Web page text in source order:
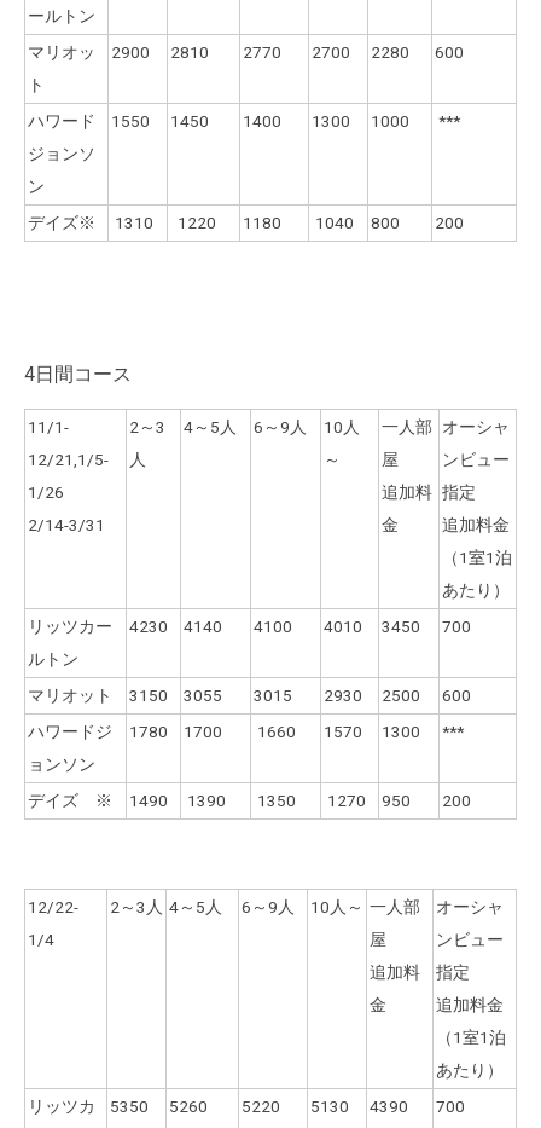
ールトン
マリオッ
ト
2900 2810 2770 2700 2280 600
ハワード
ジョンソ
ン
1550 1450 1400 1300 1000 ***
デイズ※ 1310 1220 1180 1040 800 200
4日間コース
11/1-
12/21,1/5-
1/26
2/14-3/31
2～3
人
4～5人 6～9人
10人
～
一人部
屋
追加料
金
オーシャ
ンビュー
指定
追加料金
（1室1泊
あたり）
リッツカー
ルトン
4230 4140 4100 4010 3450 700
マリオット 3150 3055 3015 2930 2500
600
ハワードジ
ョンソン
1780 1700 1660 1570 1300 ***
デイズ ※ 1490 1390 1350 1270 950 200
12/22-
1/4
2～3人 4～5人 6～9人 10人～ 一人部
屋
追加料
金
オーシャ
ンビュー
指定
追加料金
（1室1泊
あたり）
リッツカ
5350 5260 5220 5130 4390 700